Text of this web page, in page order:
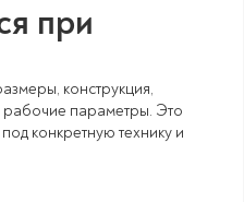
при
конструкция,
рабочие параметры. Это
конкретную технику и